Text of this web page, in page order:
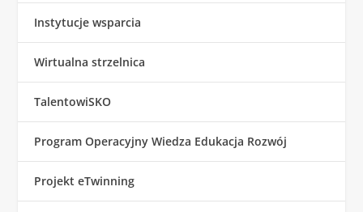
Instytucje wsparcia
Wirtualna strzelnica
TalentowiSKO
Program Operacyjny Wiedza Edukacja Rozwój
Projekt eTwinning